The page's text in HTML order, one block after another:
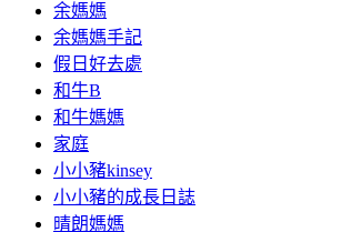
余媽媽
余媽媽手記
假日好去處
和牛B
和牛媽媽
家庭
小小豬kinsey
小小豬的成長日誌
晴朗媽媽